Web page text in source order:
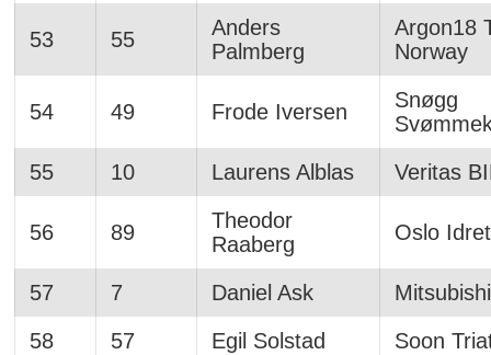
53 55
Anders
Palmberg
Argon18
Norway
54 49 Frode Iversen
Snøgg
55
10 Laurens Alblas Veritas
56 89
Theodor
Raaberg
Oslo
57 7 Daniel Ask
58
57 Egil Solstad
Soon